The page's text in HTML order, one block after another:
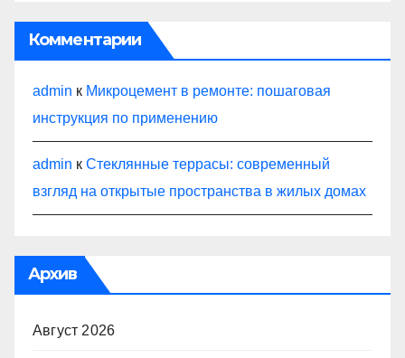
Комментарии
admin к Микроцемент в ремонте: пошаговая
инструкция по применению
admin к Стеклянные террасы: современный
взгляд на открытые пространства в жилых домах
Архив
Август 2026